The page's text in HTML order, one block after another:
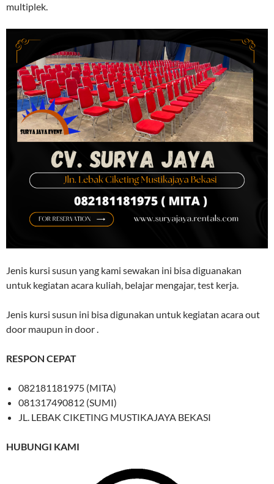
multiplek.
Jenis kursi susun yang kami sewakan ini bisa diguanakan
untuk kegiatan acara kuliah, belajar mengajar, test kerja.
Jenis kursi susun ini bisa digunakan untuk kegiatan acara out
door maupun in door .
RESPON CEPAT
082181181975 (MITA)
081317490812 (SUMI)
JL. LEBAK CIKETING MUSTIKAJAYA BEKASI
HUBUNGI KAMI